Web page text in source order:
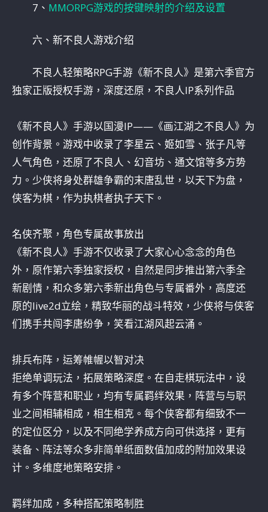
7、 MMORPG游戏的按键映射的介绍及设置
六、新不良人游戏介绍
不良人轻策略RPG手游《新不良人》是第六季官方
独家正版授权手游，深度还原，不良人IP系列作品
《新不良人》手游以国漫IP——《画江湖之不良人》为
创作背景。游戏中收录了李星云、姬如雪、张子凡等
人气角色，还原了不良人、幻音坊、通文馆等多方势
力。少侠将身处群雄争霸的末唐乱世，以天下为盘，
侠客为棋，作为执棋者执子天下。
名侠齐聚，角色专属故事放出
《新不良人》手游不仅收录了大家心心念念的角色
外，原作第六季独家授权，自然是同步推出第六季全
新剧情，和众多第六季新出角色与专属番外，高度还
原的live2d立绘，精致华丽的战斗特效，少侠将与侠客
们携手共闯李唐纷争，笑看江湖风起云涌。
排兵布阵，运筹帷幄以智对决
拒绝单调玩法，拓展策略深度。在自走棋玩法中，设
有多个阵营和职业，均有专属羁绊效果，阵营与与职
业之间相辅相成，相生相克。每个侠客都有细致不一
的定位区分，以及不同绝学养成方向可供选择，更有
装备、阵法等众多非简单纸面数值加成的附加效果设
计。多维度地策略安排。
羁绊加成，多种搭配策略制胜